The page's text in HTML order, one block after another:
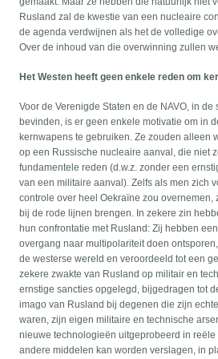
Rusland zal de kwestie van een nucleaire
de agenda verdwijnen als het de volledige
Over de inhoud van die overwinning zullen
Het Westen heeft geen enkele reden om
Voor de Verenigde Staten en de NAVO, in de
bevinden, is er geen enkele motivatie om in
kernwapens te gebruiken. Ze zouden alleen
op een Russische nucleaire aanval, die niet
fundamentele reden (d.w.z. zonder een
van een militaire aanval). Zelfs als men zich
controle over heel Oekraïne zou overnemen,
bij de rode lijnen brengen. In zekere zin
hun confrontatie met Rusland: Zij hebben
overgang naar multipolariteit doen
de westerse wereld en veroordeeld tot een
zekere zwakte van Rusland op militair en
ernstige sancties opgelegd, bijgedragen tot
imago van Rusland bij degenen die zijn
waren, zijn eigen militaire en technische
nieuwe technologieën uitgeprobeerd in reële
andere middelen kan worden verslagen, in